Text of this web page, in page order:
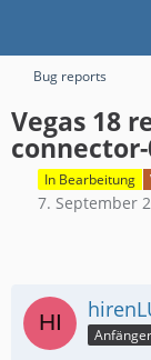
Bug reports
Vegas 18
connector-
In Bearbeitung
7. September
Anfänger